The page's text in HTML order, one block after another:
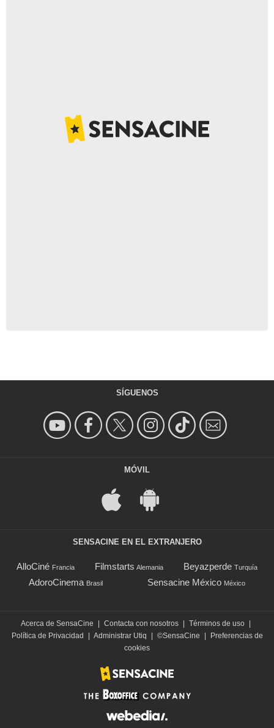
SÍGUENOS
MÓVIL
SENSACINE EN EL EXTRANJERO
AlloCiné Francia Filmstarts Alemania Beyazperde Turquía
AdoroCinema Brasil Sensacine México México
Acerca de SensaCine | Contacta con nosotros | Términos de uso |
Política de Privacidad
| Administrar Utiq | ©SensaCine |
Preferencias de
cookies